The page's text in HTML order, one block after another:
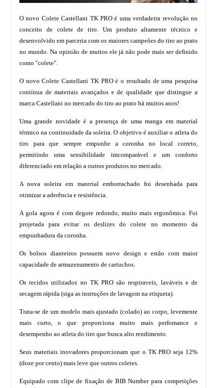
O novo Colete Castellani TK PRO é uma verdadeira revolução no
conceito de colete de tiro. Um produto altamente técnico e
desenvolvido em parceria com os maiores campeões do tiro ao prato
no mundo. Na opinião de muitos ele já não pode mais ser definido
como "colete".
O novo Colete Castellani TK PRO é o resultado de uma pesquisa
contínua de materiais avançados e de qualidade que distingue a
marca Castellani no mercado do tiro ao prato há muitos anos!
Uma grande novidade é a presença de uma manga em material
térmico na continuidade da soleira. O objetivo é auxiliar o atleta do
tiro para que sempre empunhe a coronha no local correto,
permitindo uma sensibilidade imcomparável e um conforto
diferenciado em relação a outros produtos no mercado.
A nova soleira em material emborrachado foi desenhada para
otimizar a aderência e resistência.
A gola agora é com degote redondo, muito mais ergonômica. Foi
projetada para evitar os deslizes do colete no momento da
empunhadura da coronha.
Os bolsos dianteiros possuem novo design e estão com maior
capacidade de armazenamento de cartuchos.
Os tecidos utilizados no TK PRO são respiraveis, laváveis e de
secagem rápida (siga as instruções de lavagem na etiqueta).
Trata-se de um modelo mais ajustado (colado) ao corpo, levemente
mais curto, o que proporciona muito mais perfomance e
desempenho ao atleta do tiro que busca alto rendimento.
Seus materiais inovadores proporcionam que o TK PRO seja 12%
(doze por cento) mais leve que outros coletes.
Equipado com clipe de fixação de BIB Number para competições